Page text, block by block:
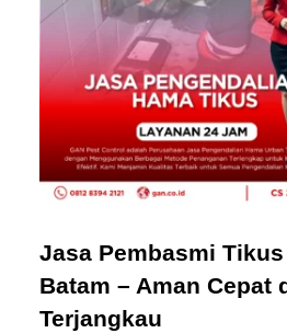
Jasa Pembasmi Tikus
Batam – Aman Cepat
Terjangkau